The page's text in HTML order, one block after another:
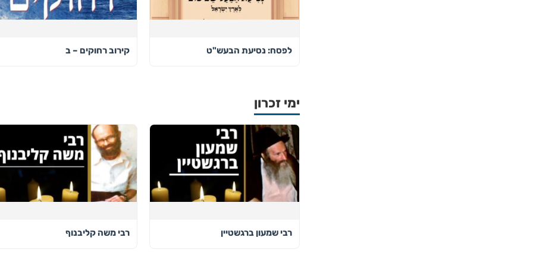
לפסח: נסיעת הבעש"ט קירוב רחוקים – ב
ימי זכרון
רבי שמעון ברגשטיין רבי משה קליבנוף